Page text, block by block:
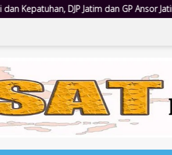
GP Ansor Jatim Jalin Kemitraan Strategis